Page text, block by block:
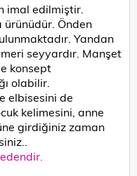
imal edilmiştir.
ürünüdür. Önden
Yandan
seyyardır. Manşet
konsept
olabilir.
elbisesini de
kelimesini, anne
girdiğiniz zaman